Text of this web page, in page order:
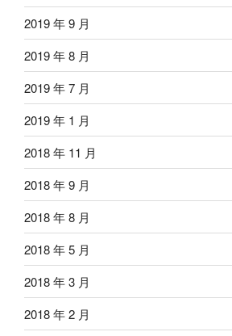
2019 年 9 月
2019 年 8 月
2019 年 7 月
2019 年 1 月
2018 年 11 月
2018 年 9 月
2018 年 8 月
2018 年 5 月
2018 年 3 月
2018 年 2 月